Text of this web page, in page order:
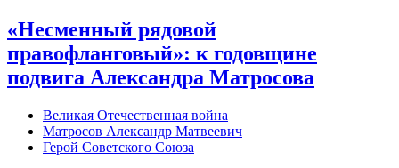
«Несменный рядовой
правофланговый»: к годовщине
подвига Александра Матросова
Великая Отечественная война
Матросов Александр Матвеевич
Герой Советского Союза